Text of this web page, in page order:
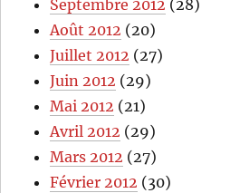
Septembre 2012 (28)
Août 2012 (20)
Juillet 2012 (27)
Juin 2012 (29)
Mai 2012 (21)
Avril 2012 (29)
Mars 2012 (27)
Février 2012 (30)